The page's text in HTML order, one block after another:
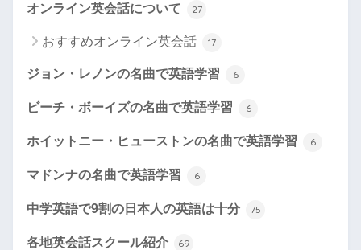
オンライン英会話について 27
おすすめオンライン英会話 17
ジョン・レノンの名曲で英語学習 6
ビーチ・ボーイズの名曲で英語学習 6
ホイットニー・ヒューストンの名曲で英語学習 6
マドンナの名曲で英語学習 6
中学英語で9割の日本人の英語は十分 75
各地英会話スクール紹介 69